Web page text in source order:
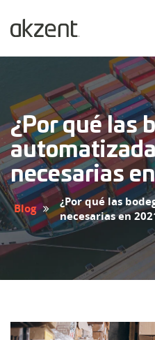
¿Por qué las
necesarias
Blog
¿Por qué las
necesarias en